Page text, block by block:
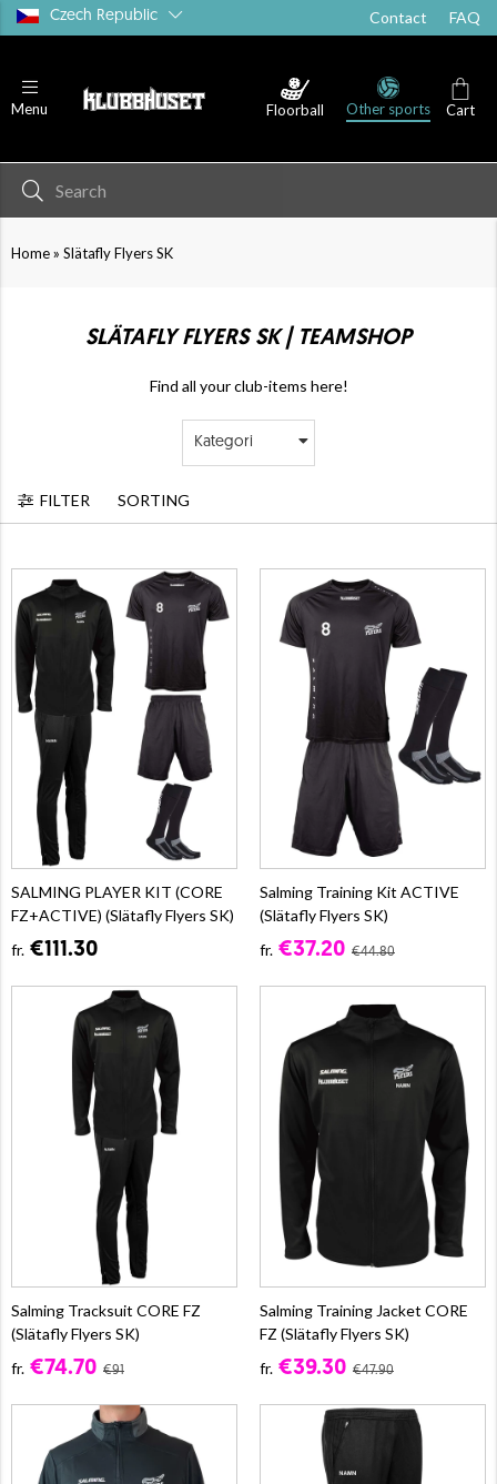
Czech Republic Contact FAQ
Menu Floorball Other sports Cart
Home» Slätafly Flyers SK
SLÄTAFLY FLYERS SK | TEAMSHOP
Find all your club-items here!
Kategori
FILTER SORTING
SALMING PLAYER KIT (CORE
FZ+ACTIVE) (Slätafly Flyers SK)
fr. €111.30
Salming Training Kit ACTIVE
(Slätafly Flyers SK)
fr. €37.20 €44.80
Salming Tracksuit CORE FZ
(Slätafly Flyers SK)
fr. €74.70 €91
Salming Training Jacket CORE
FZ (Slätafly Flyers SK)
fr. €39.30 €47.90